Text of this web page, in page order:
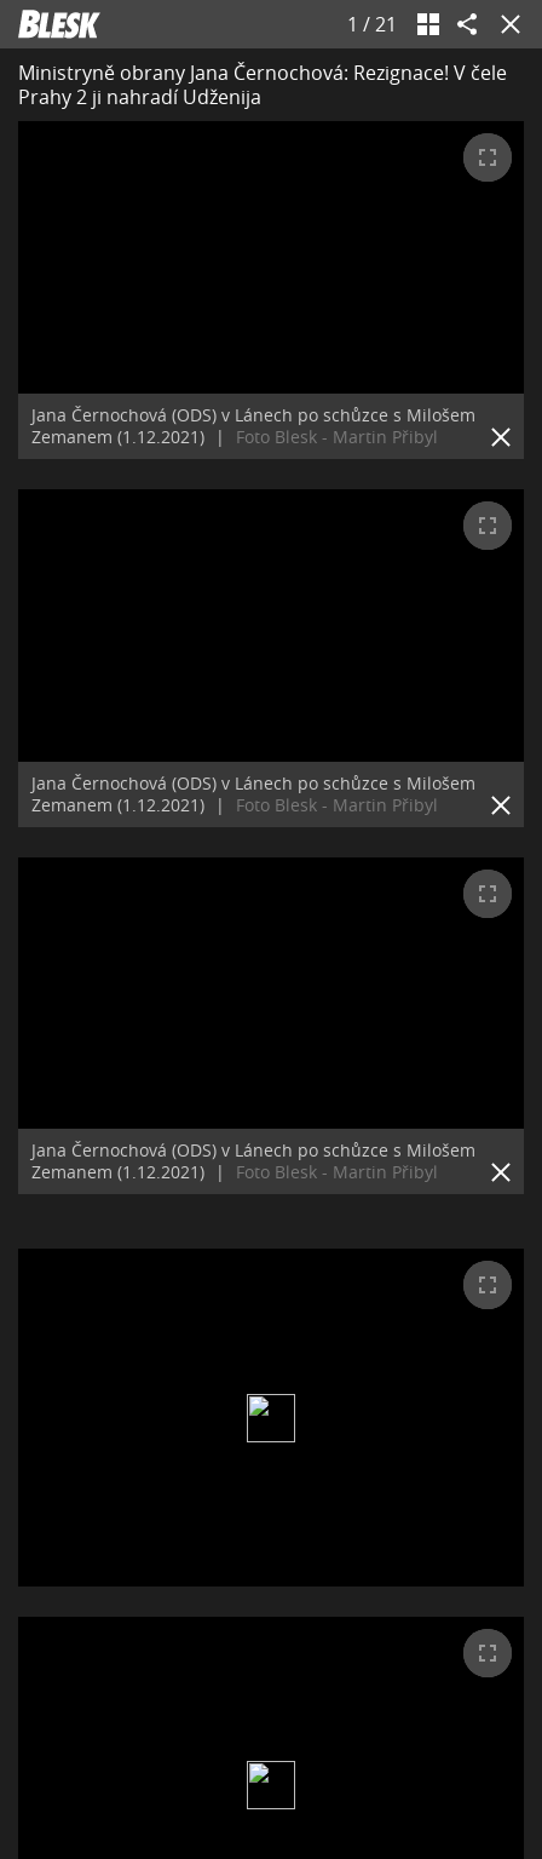
1 /21
Ministryně obrany Jana Černochová: Rezignace! V čele
Prahy 2 ji nahradí Udženija
Jana Černochová (ODS) v Lánech po schůzce s Milošem
Zemanem (1.12.2021)
| Foto Blesk - Martin Přibyl
Jana Černochová (ODS) v Lánech po schůzce s Milošem
Zemanem (1.12.2021)
| Foto Blesk - Martin Přibyl
Jana Černochová (ODS) v Lánech po schůzce s Milošem
Zemanem (1.12.2021)
| Foto Blesk - Martin Přibyl